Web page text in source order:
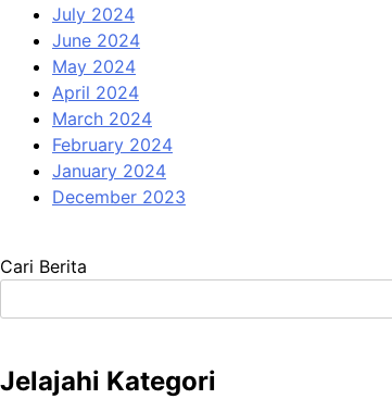
July 2024
June 2024
May 2024
April 2024
March 2024
February 2024
January 2024
December 2023
Cari Berita
Jelajahi Kategori